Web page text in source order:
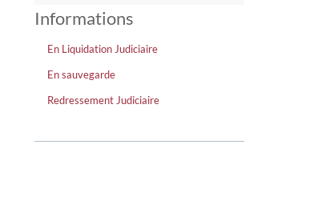
Informations
En Liquidation Judiciaire
En sauvegarde
Redressement Judiciaire